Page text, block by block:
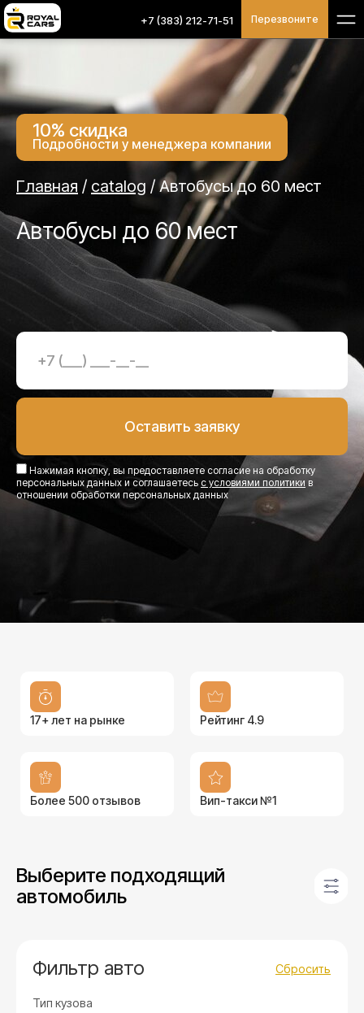
+7 (383) 212-71-51 Перезвоните
10% скидка
Подробности у менеджера компании
Главная / catalog /Автобусы до 60 мест
Автобусы до 60 мест
Нажимая кнопку, вы предоставляете согласие на обработку
персональных данных и соглашаетесь с условиями политики в
отношении обработки персональных данных
17+ лет на рынке Рейтинг 4.9
Более 500 отзывов Вип-такси №1
Выберите подходящий
автомобиль
Фильтр авто
Тип кузова
Сбросить